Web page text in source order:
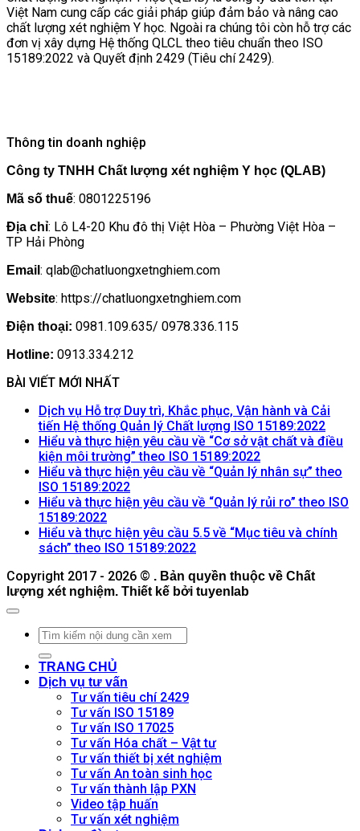
Việt Nam cung cấp các giải pháp giúp đảm bảo và nâng cao
chất lượng xét nghiệm Y học. Ngoài ra chúng tôi còn hỗ trợ các
đơn vị xây dựng Hệ thống QLCL theo tiêu chuẩn theo ISO
15189:2022 và Quyết định 2429 (Tiêu chí 2429).
Thông tin doanh nghiệp
Công ty TNHH Chất lượng xét nghiệm Y học (QLAB)
Mã số thuế: 0801225196
Địa chỉ: Lô L4-20 Khu đô thị Việt Hòa – Phường Việt Hòa –
TP Hải Phòng
Email : qlab@chatluongxetnghiem.com
Website: https://chatluongxetnghiem.com
Điện thoại: 0981.109.635/ 0978.336.115
Hotline: 0913.334.212
BÀI VIẾT MỚI NHẤT
Dịch vụ Hỗ trợ Duy trì, Khắc phục, Vận hành và Cải
tiến Hệ thống Quản lý Chất lượng ISO 15189:2022
có
luận
Dịch
Hỗ
Hiểu và thực hiện yêu cầu về “Cơ sở vật chất và điều
kiện môi trường” theo ISO 15189:2022Không
có
luận
Hiểu
hiện
Hiểu và thực hiện yêu cầu về “Quản lý nhân sự” theo
ISO 15189:2022Không
có
luận
ở
và
thực
cầu
nhân
sự”
theo
ISO
15189:2022
Hiểu và thực hiện yêu cầu về “Quản lý rủi ro” theo ISO
15189:2022Không
có
bình
ở
Hiểu
hiện
cầu
về
“Quản
lý
rủi
ro”
theo
ISO
15189:2022
Hiểu và thực hiện yêu cầu 5.5 về “Mục tiêu và chính
sách” theo ISO 15189:2022Không
bình
luận
“Mục
tiêu
và
chính
Copyright 2017 - 2026 © . Bản quyền thuộc về Chất
lượng xét nghiệm. Thiết kế bởi tuyenlab
TRANG CHỦ
Dịch vụ tư vấn
Tư vấn tiêu chí 2429
Tư vấn ISO 15189
Tư vấn ISO 17025
Tư vấn Hóa chất – Vật tư
Tư vấn thiết bị xét nghiệm
Tư vấn An toàn sinh học
Tư vấn thành lập PXN
Video tập huấn
Tư vấn xét nghiệm